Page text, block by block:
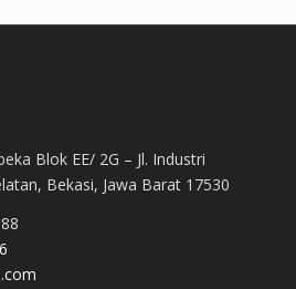
Blok EE/ 2G – Jl. Industri
Bekasi, Jawa Barat 17530